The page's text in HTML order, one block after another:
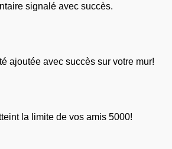
signalé avec succès.
ajoutée avec succès sur votre mur!
la limite de vos amis 5000!